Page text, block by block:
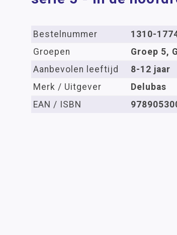
Bestelnummer
1310-
Groepen
Groep 5,
Aanbevolen leeftijd
8-12 jaar
Merk / Uitgever
Delubas
EAN / ISBN